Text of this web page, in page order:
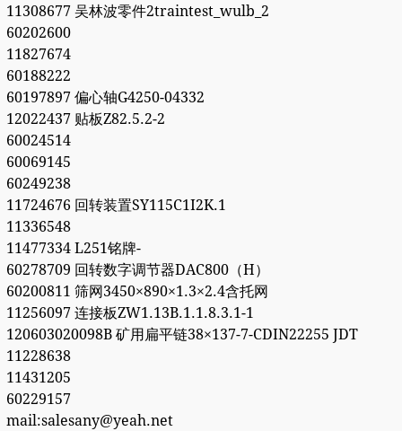
11308677 吴林波零件2traintest_wulb_2
60202600
11827674
60188222
60197897 偏心轴G4250-04332
12022437 贴板Z82.5.2-2
60024514
60069145
60249238
11724676 回转装置SY115C1I2K.1
11336548
11477334 L251铭牌-
60278709 回转数字调节器DAC800（H）
60200811 筛网3450×890×1.3×2.4含托网
11256097 连接板ZW1.13B.1.1.8.3.1-1
120603020098B 矿用扁平链38×137-7-CDIN22255 JDT
11228638
11431205
60229157
mail:salesany@yeah.net